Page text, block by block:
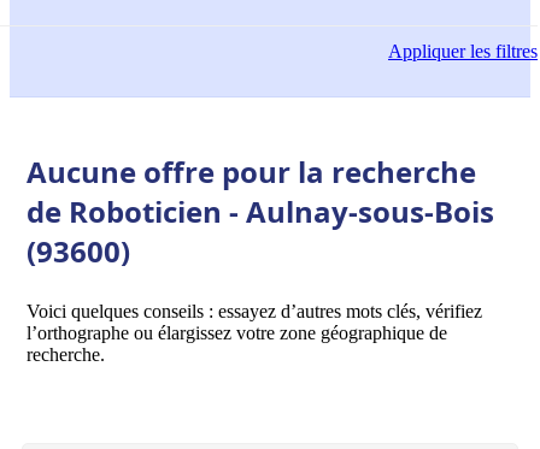
Appliquerles filtres
Aucune offre pour la recherche
de Roboticien - Aulnay-sous-Bois
(93600)
Voici quelques conseils : essayez d’autres mots clés, vérifiez
l’orthographe ou élargissez votre zone géographique de
recherche.